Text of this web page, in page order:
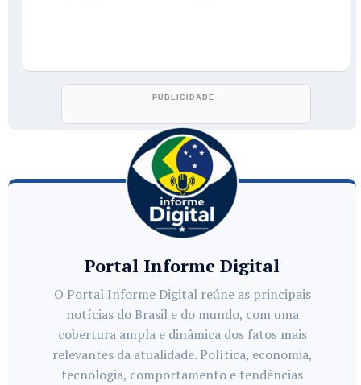
Portal Informe Digital
O Portal Informe Digital reúne as principais
notícias do Brasil e do mundo, com uma
cobertura ampla e dinâmica dos fatos mais
relevantes da atualidade. Política, economia,
tecnologia, comportamento e tendências